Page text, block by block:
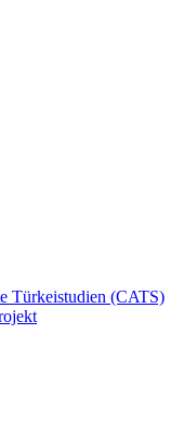
Türkeistudien (CATS)